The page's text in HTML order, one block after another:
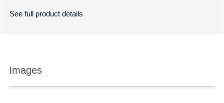
See full product details
Images